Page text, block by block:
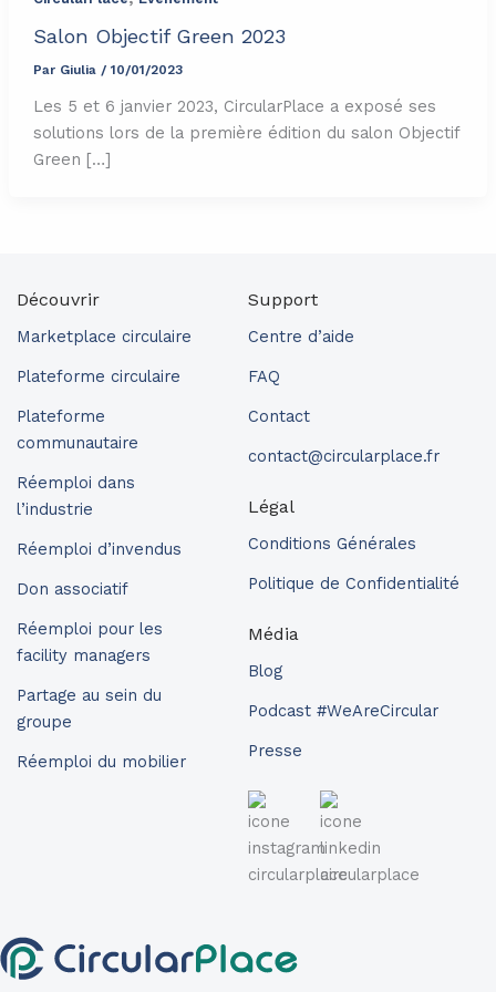
Salon Objectif Green 2023
Par Giulia / 10/01/2023
Les 5 et 6 janvier 2023, CircularPlace a exposé ses
solutions lors de la première édition du salon Objectif
Green […]
Découvrir
Marketplace circulaire
Plateforme circulaire
Plateforme
communautaire
Réemploi dans
l’industrie
Réemploi d’invendus
Don associatif
Réemploi pour les
facility managers
Partage au sein du
groupe
Réemploi du mobilier
Support
Centre d’aide
FAQ
Contact
contact@circularplace.fr
Légal
Conditions Générales
Politique de Confidentialité
Média
Blog
Podcast #WeAreCircular
Presse